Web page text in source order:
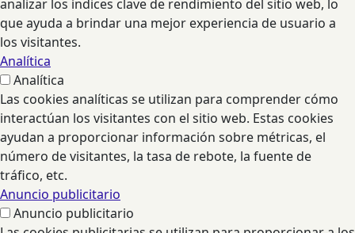
analizar los índices clave de rendimiento del sitio web, lo
que ayuda a brindar una mejor experiencia de usuario a
los visitantes.
Analítica
Analítica
Las cookies analíticas se utilizan para comprender cómo
interactúan los visitantes con el sitio web. Estas cookies
ayudan a proporcionar información sobre métricas, el
número de visitantes, la tasa de rebote, la fuente de
tráfico, etc.
Anuncio publicitario
Anuncio publicitario